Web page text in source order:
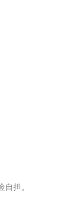
担。